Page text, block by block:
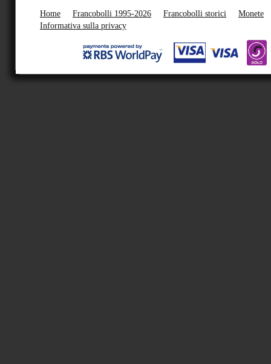
Home Francobolli 1995-2026 Francobolli storici
Monete
Informativa sulla privacy